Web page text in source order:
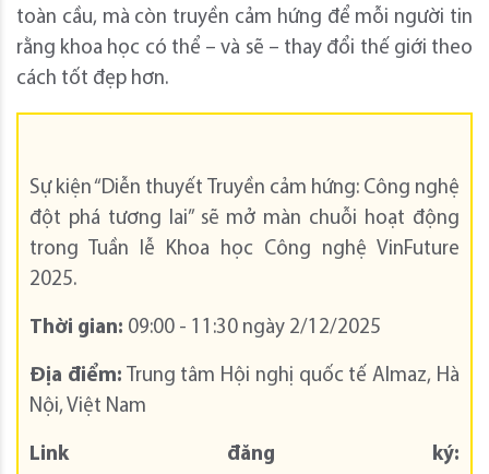
toàn cầu, mà còn truyền cảm hứng để mỗi người tin
rằng khoa học có thể – và sẽ – thay đổi thế giới theo
cách tốt đẹp hơn.
Sự kiện “Diễn thuyết Truyền cảm hứng: Công nghệ
đột phá tương lai” sẽ mở màn chuỗi hoạt động
trong Tuần lễ Khoa học Công nghệ VinFuture
2025.
Thời gian: 09:00 - 11:30 ngày 2/12/2025
Địa điểm: Trung tâm Hội nghị quốc tế Almaz, Hà
Nội, Việt Nam
Link đăng ký: